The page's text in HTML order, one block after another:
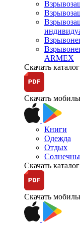
ARMEX
Скачать каталог
Скачать
Книги
Одежда
Отдых
Скачать каталог
Скачать